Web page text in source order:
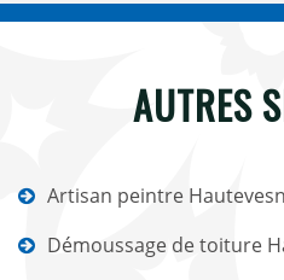
AUTRES
Artisan peintre
Démoussage de toiture